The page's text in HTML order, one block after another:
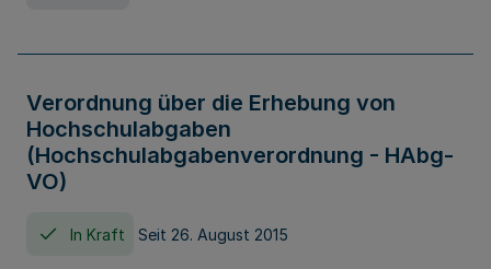
Verordnung über die Erhebung von
Hochschulabgaben
(Hochschulabgabenverordnung - HAbg-
VO)
In Kraft Seit 26. August 2015